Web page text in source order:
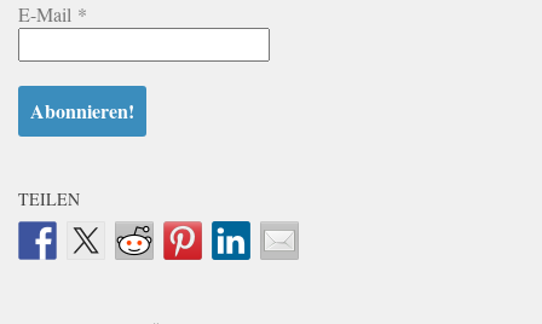
E-Mail *
TEILEN